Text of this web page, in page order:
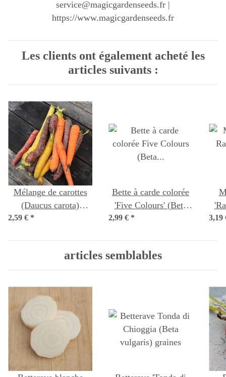
service@magicgardenseeds.fr |
https://www.magicgardenseeds.fr
Les clients ont également acheté les
articles suivants :
Mélange de carottes
(Daucus carota)
2,59 € *
Bette à carde colorée
'Five Colours' (Beta
vulgaris ssp. vulgaris)
2,99 € * 3,19
articles semblables